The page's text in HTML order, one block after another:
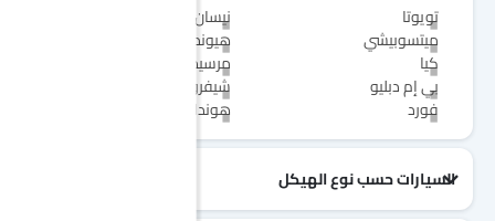
تويوتا
نيسان
ميتسوبيشي
هيونداي
كيا
مرسيدس-بنز
بي إم دبليو
شيفروليه
فورد
هوندا
السيارات حسب نوع الهيكل